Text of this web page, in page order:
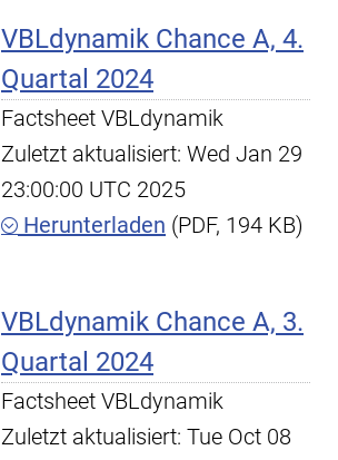
VBLdynamik Chance A, 4.
Quartal 2024
Factsheet VBLdynamik
Zuletzt aktualisiert: Wed Jan 29
23:00:00 UTC 2025
Herunterladen (PDF, 194 KB)
VBLdynamik Chance A, 3.
Quartal 2024
Factsheet VBLdynamik
Zuletzt aktualisiert: Tue Oct 08